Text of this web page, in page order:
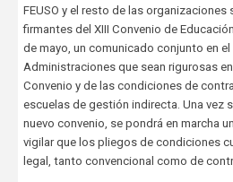
FEUSO y el resto de las
firmantes del XIII Convenio de
de mayo, un comunicado conjunto en
Administraciones que sean rigurosas
Convenio y de las condiciones de
escuelas de gestión indirecta. Una vez
nuevo convenio, se pondrá en marcha
vigilar que los pliegos de condiciones
legal, tanto convencional como de